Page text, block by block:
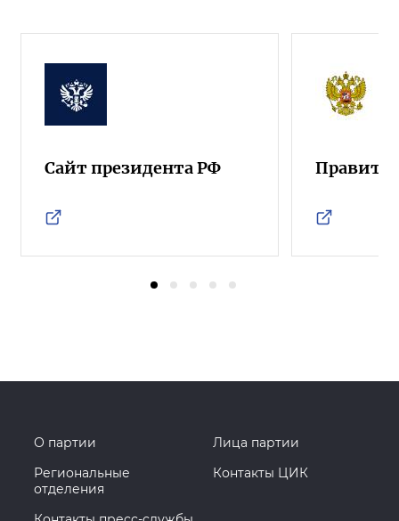
Сайт президента РФ
О партии
Лица партии
Региональные
отделения
Контакты ЦИК